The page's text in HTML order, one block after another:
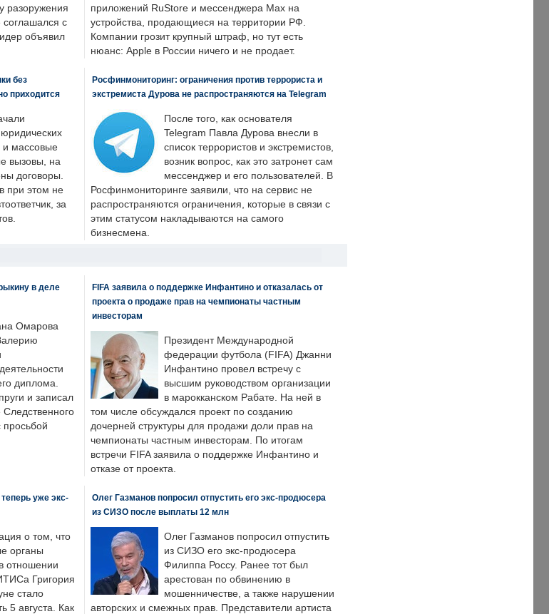
разоружения
с
объявил
приложений RuStore и мессенджера Max на
устройства, продающиеся на территории РФ.
Компании грозит крупный штраф, но тут есть
нюанс: Apple в России ничего и не продает.
без
приходится
юридических
и массовые
вызовы, на
договоры.
при этом не
за
Росфинмониторинг: ограничения против террориста и
экстремиста Дурова не распространяются на Telegram
После того, как основателя
Telegram Павла Дурова внесли в
список террористов и экстремистов,
возник вопрос, как это затронет сам
мессенджер и его пользователей. В
Росфинмониторинге заявили, что на сервис не
распространяются ограничения, которые в связи с
этим статусом накладываются на самого
бизнесмена.
в деле
Омарова
диплома.
и записал
Следственного
просьбой
FIFA заявила о поддержке Инфантино и отказалась от
проекта о продаже прав на чемпионаты частным
инвесторам
Президент Международной
федерации футбола (FIFA) Джанни
Инфантино провел встречу с
высшим руководством организации
в марокканском Рабате. На ней в
том числе обсуждался проект по созданию
дочерней структуры для продажи доли прав на
чемпионаты частным инвесторам. По итогам
встречи FIFA заявила о поддержке Инфантино и
отказе от проекта.
уже экс-
о том, что
органы
отношении
Григория
стало
5 августа. Как
Олег Газманов попросил отпустить его экс-продюсера
из СИЗО после выплаты 12 млн
Олег Газманов попросил отпустить
из СИЗО его экс-продюсера
Филиппа Россу. Ранее тот был
арестован по обвинению в
мошенничестве, а также нарушении
авторских и смежных прав. Представители артиста